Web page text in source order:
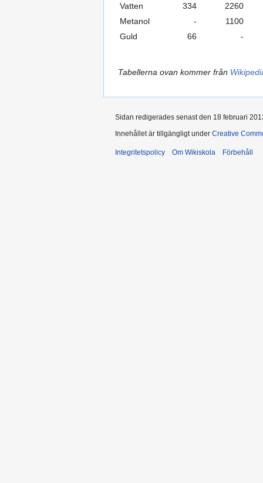
Vatten
334
2260
Metanol
-
1100
Guld
66 -
Tabellerna ovan kommer från
Sidan redigerades senast den 18 februari
Innehållet är tillgängligt under Creative
Integritetspolicy Om Wikiskola Förbehåll